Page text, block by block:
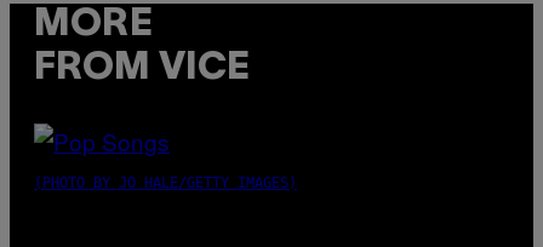
MORE
FROM VICE
(PHOTO BY JO HALE/GETTY IMAGES)